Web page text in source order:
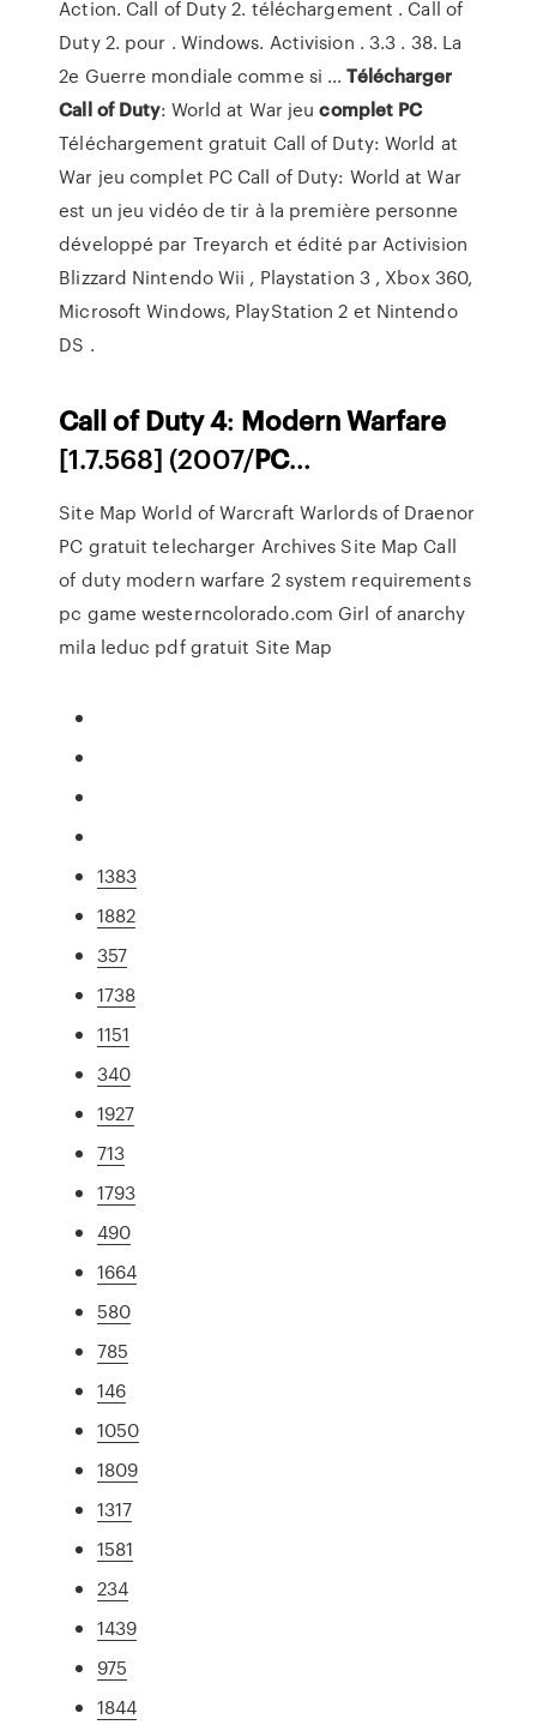
Action. Call of Duty 2. téléchargement . Call of
Duty 2. pour . Windows. Activision . 3.3 . 38. La
2e Guerre mondiale comme si ...Télécharger
Call of Duty: World at War jeucomplet PC
Téléchargement gratuit Call of Duty: World at
War jeu complet PC Call of Duty: World at War
est un jeu vidéo de tir à la première personne
développé par Treyarch et édité par Activision
Blizzard Nintendo Wii , Playstation 3 , Xbox 360,
Microsoft Windows, PlayStation 2 et Nintendo
DS .
CallofDuty4: ModernWarfare
[1.7.568] (2007/PC…
Site Map World of Warcraft Warlords of Draenor
PC gratuit telecharger Archives Site Map Call
of duty modern warfare 2 system requirements
pc gamewesterncolorado.com Girl of anarchy
mila leduc pdf gratuit Site Map
1383
1882
357
1738
1151
340
1927
713
1793
490
1664
580
785
146
1050
1809
1317
1581
234
1439
975
1844